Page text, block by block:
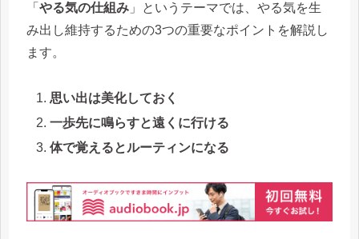
「 やる気の仕組み 」というテーマでは、やる気を生
み出し維持するための3つの重要なポイントを解説し
ます。
思い出は美化しておく
一歩先に鳴らすと遠くに行ける
体で覚えるとルーティンになる